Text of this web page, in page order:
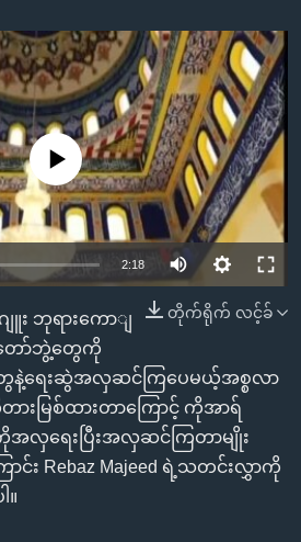
လွန်
လက်များ
source currently available
2:18
တိုက်ရိုက် လင့်ခ်
ျူး ဘုရားကောျ
တော်ဘွဲ့တွေကို
တွေနဲ့ရေးဆွဲအလှဆင်ကြပေမယ့်အစ္စလာ
းမြစ်ထားတာကြောင့် ကိုအာရ်
ကိုအလှရေးပြီးအလှဆင်ကြတာမျိုး
င်း Rebaz Majeed ရဲ့သတင်းလွှာကို
။